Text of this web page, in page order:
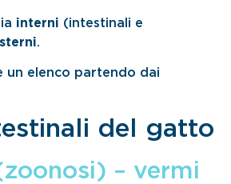
interni (intestinali e
.
un elenco partendo dai
del gatto
– vermi